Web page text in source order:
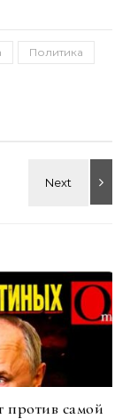
Политика
против самой